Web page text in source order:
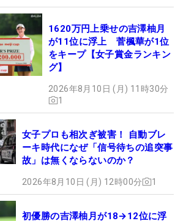
1620万円上乗せの吉澤柚月
が11位に浮上 菅楓華が1位
をキープ【女子賞金ランキン
グ】
2026年8月10日 (月) 11時30分
1
女子プロも相次ぎ被害！ 自動ブレ
ーキ時代になぜ「信号待ちの追突事
故」は無くならないのか？
2026年8月10日 (月) 12時00分 1
初優勝の吉澤柚月が18→12位に浮